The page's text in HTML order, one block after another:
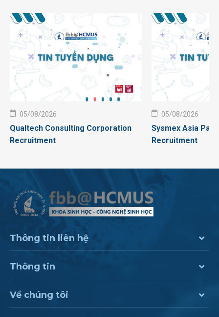
05/08/2026
Qualtech Consulting Corporation
Recruitment
05/08/2026
Sysmex Asia
Recruitment
Thông tin liên hệ
Thông tin
Về chúng tôi